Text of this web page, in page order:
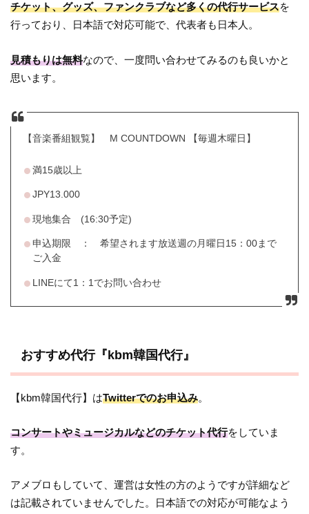
チケット、グッズ、ファンクラブなど多くの代行サービスを
行っており、日本語で対応可能で、代表者も日本人。
見積もりは無料なので、一度問い合わせてみるのも良いかと
思います。
【音楽番組観覧】 M COUNTDOWN 【毎週木曜日】
満15歳以上
JPY13.000
現地集合 (16:30予定)
申込期限 ： 希望されます放送週の月曜日15：00まで
ご入金
LINEにて1：1でお問い合わせ
おすすめ代行『kbm韓国代行』
【kbm韓国代行】はTwitterでのお申込み。
コンサートやミュージカルなどのチケット代行をしていま
す。
アメブロもしていて、運営は女性の方のようですが詳細など
は記載されていませんでした。日本語での対応が可能なよう